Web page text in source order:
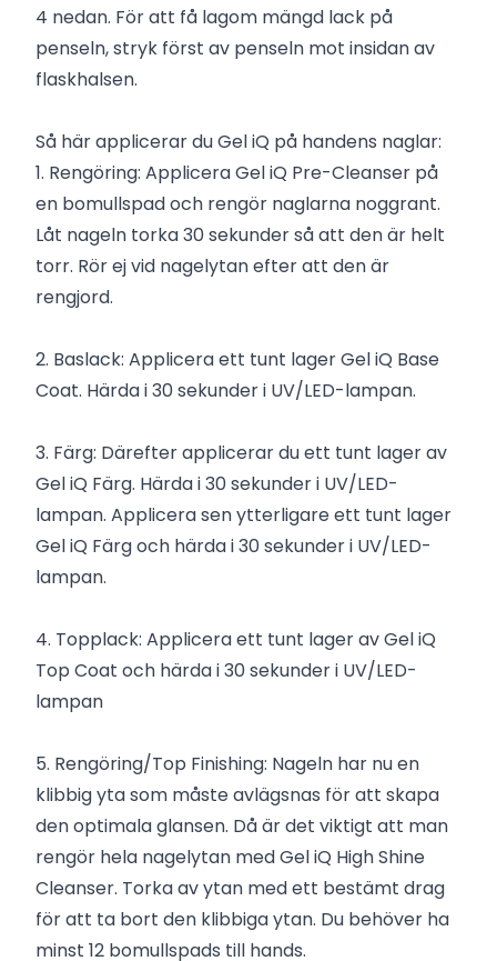
4 nedan. För att få lagom mängd lack på
penseln, stryk först av penseln mot insidan av
flaskhalsen.
Så här applicerar du Gel iQ på handens naglar:
1. Rengöring: Applicera Gel iQ Pre-Cleanser på
en bomullspad och rengör naglarna noggrant.
Låt nageln torka 30 sekunder så att den är helt
torr. Rör ej vid nagelytan efter att den är
rengjord.
2. Baslack: Applicera ett tunt lager Gel iQ Base
Coat. Härda i 30 sekunder i UV/LED-lampan.
3. Färg: Därefter applicerar du ett tunt lager av
Gel iQ Färg. Härda i 30 sekunder i UV/LED-
lampan. Applicera sen ytterligare ett tunt lager
Gel iQ Färg och härda i 30 sekunder i UV/LED-
lampan.
4. Topplack: Applicera ett tunt lager av Gel iQ
Top Coat och härda i 30 sekunder i UV/LED-
lampan
5. Rengöring/Top Finishing: Nageln har nu en
klibbig yta som måste avlägsnas för att skapa
den optimala glansen. Då är det viktigt att man
rengör hela nagelytan med Gel iQ High Shine
Cleanser. Torka av ytan med ett bestämt drag
för att ta bort den klibbiga ytan. Du behöver ha
minst 12 bomullspads till hands.